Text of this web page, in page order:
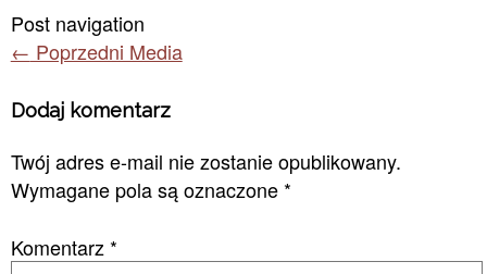
Post navigation
← Poprzedni Media
Dodaj komentarz
Twój adres e-mail nie zostanie opublikowany.
Wymagane pola są oznaczone *
Komentarz *